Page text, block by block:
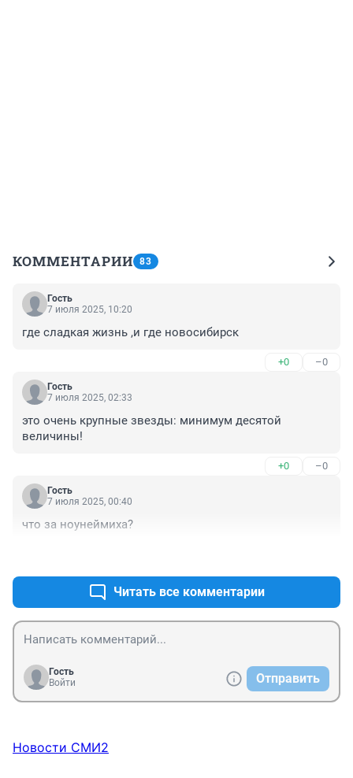
КОММЕНТАРИИ 83
Гость
7 июля 2025, 10:20
где сладкая жизнь ,и где новосибирск
+0 –0
Гость
7 июля 2025, 02:33
это очень крупные звезды: минимум десятой
величины!
+0 –0
Гость
7 июля 2025, 00:40
что за ноунеймиха?
Читать все комментарии
Гость
Войти
Отправить
Новости СМИ2